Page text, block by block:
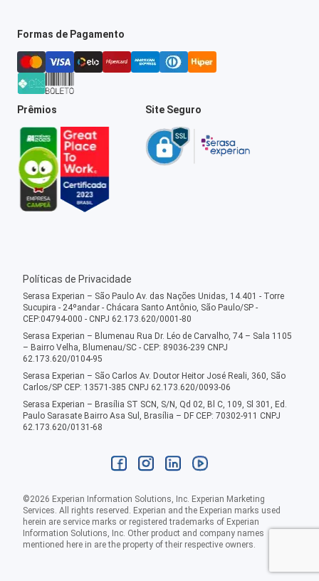
Formas de Pagamento
Prêmios Site Seguro
Políticas de Privacidade
Serasa Experian – São Paulo Av. das Nações Unidas, 14.401 - Torre
Sucupira - 24ºandar - Chácara Santo Antônio, São Paulo/SP -
CEP:04794-000 - CNPJ 62.173.620/0001-80
Serasa Experian – Blumenau Rua Dr. Léo de Carvalho, 74 – Sala 1105
– Bairro Velha, Blumenau/SC - CEP: 89036-239 CNPJ
62.173.620/0104-95
Serasa Experian – São Carlos Av. Doutor Heitor José Reali, 360, São
Carlos/SP CEP: 13571-385 CNPJ 62.173.620/0093-06
Serasa Experian – Brasília ST SCN, S/N, Qd 02, Bl C, 109, Sl 301, Ed.
Paulo Sarasate Bairro Asa Sul, Brasília – DF CEP: 70302-911 CNPJ
62.173.620/0131-68
©2026 Experian Information Solutions, Inc. Experian Marketing
Services. All rights reserved. Experian and the Experian marks used
herein are service marks or registered trademarks of Experian
Information Solutions, Inc. Other product and company names
mentioned here in are the property of their respective owners.